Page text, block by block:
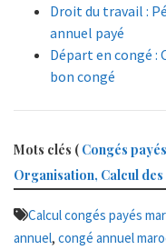
Droit du travail :
annuel payé
Départ en congé :
bon congé
Mots clés ( Congés
Organisation, Calcul
Calcul congés payés
annuel, congé annuel